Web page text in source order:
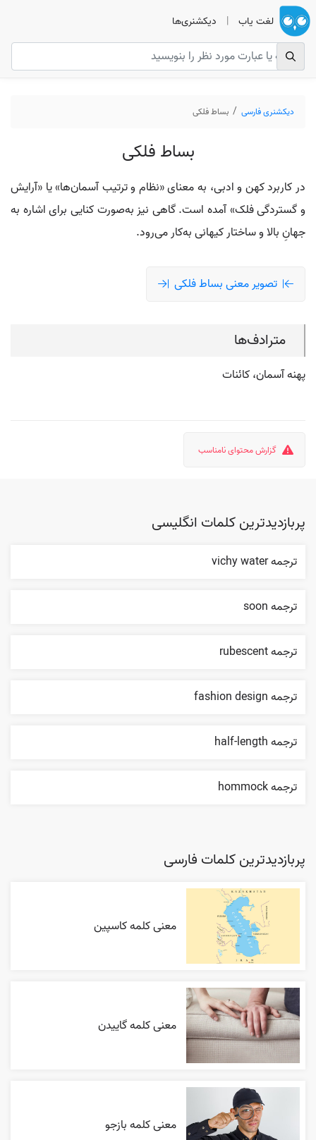
لغت یاب | دیکشنری‌ها
دیکشنری فارسی بساط فلکی
بساط فلکی
در کاربرد کهن و ادبی، به معنای «نظام و ترتیب آسمان‌ها» یا «آرایش
و گستردگی فلک» آمده است. گاهی نیز به‌صورت کنایی برای اشاره به
جهانِ بالا و ساختار کیهانی به‌کار می‌رود.
تصویر معنی بساط فلکی
مترادف‌ها
پهنه آسمان، کائنات
گزارش محتوای نامناسب
پربازدیدترین کلمات انگلیسی
ترجمه vichy water
ترجمه soon
ترجمه rubescent
ترجمه fashion design
ترجمه half-length
ترجمه hommock
پربازدیدترین کلمات فارسی
معنی کلمه کاسپین
معنی کلمه گاییدن
معنی کلمه بازجو